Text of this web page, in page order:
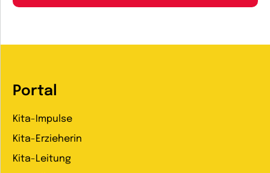
Portal
Kita-Impulse
Kita-Erzieherin
Kita-Leitung